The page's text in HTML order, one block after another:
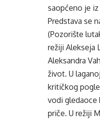
saopćeno je
Predstava se
(Pozorište
režiji Alekseja
Aleksandra
život. U
kritičkog
vodi gledaoce
priče. U režiji